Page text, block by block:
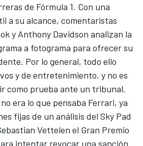
de Fórmula 1. Con una
a su alcance, comentaristas
y Anthony Davidson analizan la
a fotograma para ofrecer su
Por lo general, todo ello
y de entretenimiento, y no es
como prueba ante un tribunal.
era lo que pensaba Ferrari, ya
fijas de un análisis del Sky Pad
Vettelen el Gran Premio
intentar revocar una sanción